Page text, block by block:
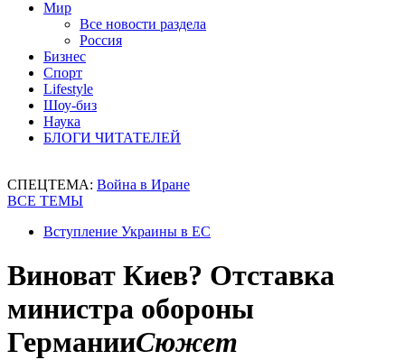
Мир
Все новости раздела
Россия
Бизнес
Спорт
Lifestyle
Шоу-биз
Наука
БЛОГИ ЧИТАТЕЛЕЙ
СПЕЦТЕМА: Война в Иране
ВСЕ ТЕМЫ
Вступление Украины в ЕС
Виноват Киев? Отставка
министра обороны
ГерманииСюжет